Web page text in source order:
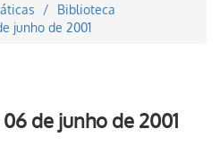
Biblioteca
junho de 2001
de junho de 2001